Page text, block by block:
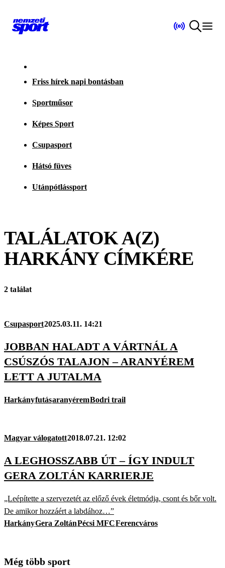
Friss hírek napi bontásban
Sportműsor
Képes Sport
Csupasport
Hátsó füves
Utánpótlássport
TALÁLATOK A(Z)
HARKÁNYCÍMKÉRE
2 találat
Csupasport2025.03.11. 14:21
JOBBAN HALADT A VÁRTNÁL A
CSÚSZÓS TALAJON – ARANYÉREM
LETT A JUTALMA
HarkányfutásaranyéremBodri trail
Magyar válogatott2018.07.21. 12:02
A LEGHOSSZABB ÚT – ÍGY INDULT
GERA ZOLTÁN KARRIERJE
„Leépítette a szervezetét az előző évek életmódja, csont és bőr volt.
De amikor hozzáért a labdához…”
HarkányGera ZoltánPécsi MFCFerencváros
Még több sport